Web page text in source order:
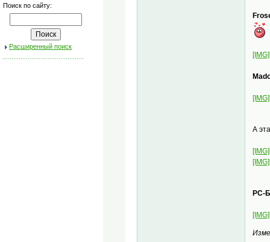
Поиск по сайту:
Расширенный поиск
А
РС-